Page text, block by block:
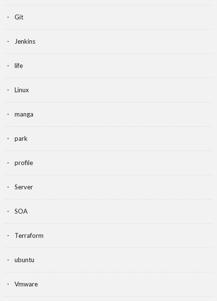
Git
Jenkins
life
Linux
manga
park
profile
Server
SOA
Terraform
ubuntu
Vmware